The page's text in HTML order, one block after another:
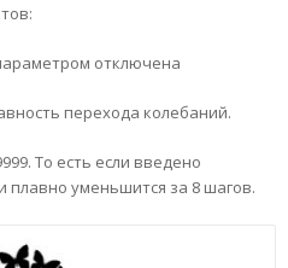
отключена
перехода колебаний.
То есть если введено
плавно уменьшится за 8 шагов.